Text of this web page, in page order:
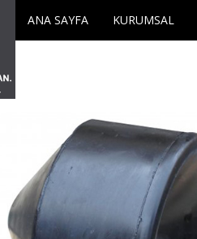
content="KPS KAUÇUK">
ANA SAYFA KURUMSAL